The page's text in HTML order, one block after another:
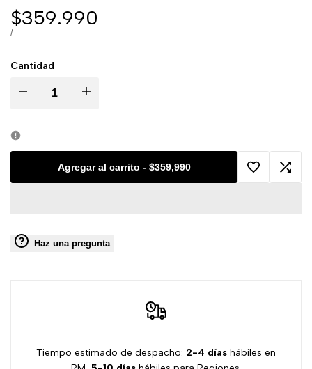
Precio
de
venta
$359.990
PRECIO
/POR
Cantidad
Disminuir Aumentar
Agregar al carrito - $359,990
Agregar
Haz una pregunta
Tiempo estimado de despacho: 2-4 días hábiles en